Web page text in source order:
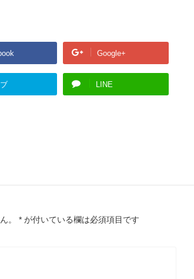
Google+
LINE
。 * が付いている欄は必須項目です